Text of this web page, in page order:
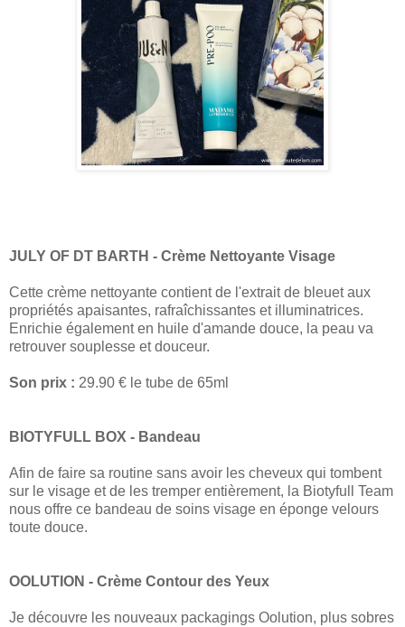
JULY OF DT BARTH - Crème Nettoyante Visage
Cette crème nettoyante contient de l'extrait de bleuet aux
propriétés apaisantes, rafraîchissantes et illuminatrices.
Enrichie également en huile d'amande douce, la peau va
retrouver souplesse et douceur.
Son prix : 29.90 € le tube de 65ml
BIOTYFULL BOX - Bandeau
Afin de faire sa routine sans avoir les cheveux qui tombent
sur le visage et de les tremper entièrement, la Biotyfull Team
nous offre ce bandeau de soins visage en éponge velours
toute douce.
OOLUTION - Crème Contour des Yeux
Je découvre les nouveaux packagings Oolution, plus sobres